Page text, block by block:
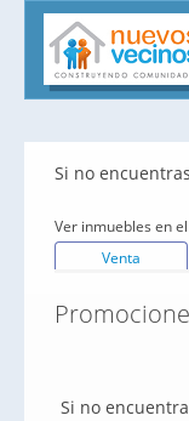
Si no
Ver inmuebles en
Venta
Si no